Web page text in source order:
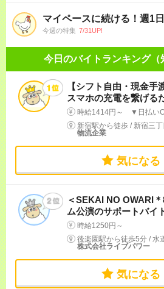
マイペースに続ける！週1
今週の特集 7/31UP!
今日のバイトランキング（
【シフト自由・現金
スマホの充電を繋げる
時給1414円～ ▼日払いOK（規定あ
新宿駅から徒歩 / 新宿三
物流企業
気になる
＜SEKAI NO OWARI
ム公演のサポートバイ
時給1250円～
後楽園駅から徒歩5分 /水
株式会社ライブパワー
気になる